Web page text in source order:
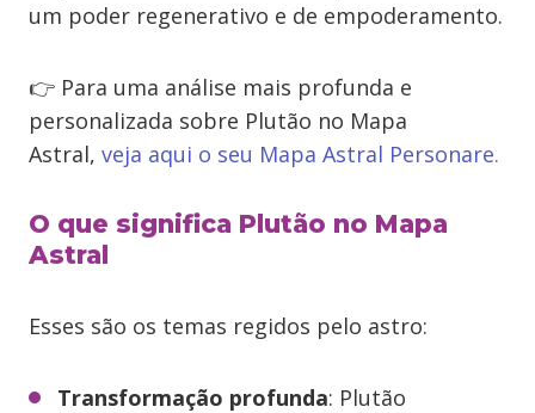
um poder regenerativo e de empoderamento.
👉 Para uma análise mais profunda e
personalizada sobre Plutão no Mapa
Astral, veja aqui o seu Mapa Astral Personare.
O que significa Plutão no Mapa
Astral
Esses são os temas regidos pelo astro:
Transformação profunda: Plutão